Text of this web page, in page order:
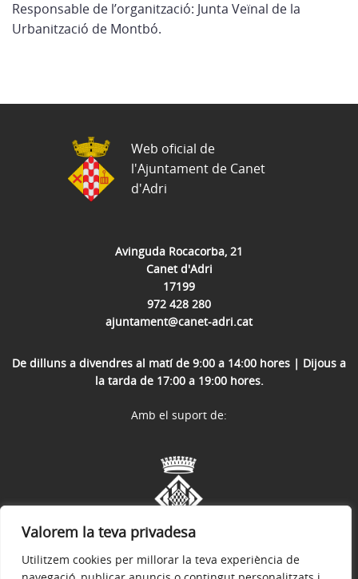
Valorem la teva privadesa
Utilitzem cookies per millorar la teva experiència de
Responsable de l’organització: Junta Veïnal de la
Urbanització de Montbó.
Avinguda Rocacorba, 21
Canet d'Adri
17199
972 428 280
ajuntament@canet-adri.cat
De dilluns a divendres al matí de 9:00 a 14:00 hores | Dijous a
la tarda de 17:00 a 19:00 hores.
Web oficial de
l'Ajuntament de Canet
d'Adri
Amb el suport de: